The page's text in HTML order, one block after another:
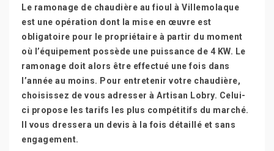
Le ramonage de chaudière au fioul à Villemolaque
est une opération dont la mise en œuvre est
obligatoire pour le propriétaire à partir du moment
où l’équipement possède une puissance de 4 KW. Le
ramonage doit alors être effectué une fois dans
l’année au moins. Pour entretenir votre chaudière,
choisissez de vous adresser à Artisan Lobry. Celui-
ci propose les tarifs les plus compétitifs du marché.
Il vous dressera un devis à la fois détaillé et sans
engagement.